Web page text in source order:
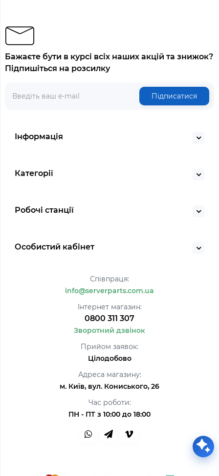
Бажаєте бути в курсі всіх наших акцій та знижок?
Підпишіться на розсилку
Підписатися
Інформація
Категорії
Робочі станції
Особистий кабінет
Співпраця:
info@serverparts.com.ua
Інтернет магазин:
0800 311 307
Зворотний дзвінок
Прийом заявок:
Цілодобово
Адреса магазину:
м. Київ, вул. Кониського, 26
Час роботи:
ПН - ПТ з 10:00 до 18:00